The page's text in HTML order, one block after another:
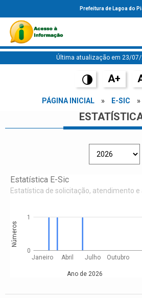
Prefeitura de Lagoa do
Última atualização em 23/07/
A+
PÁGINA INICIAL » E-SIC »
Estatística E-Sic
Estatística de solicitação, atendimento
Janeiro Abril Julho Outubro
Ano de 2026
0
1
Números